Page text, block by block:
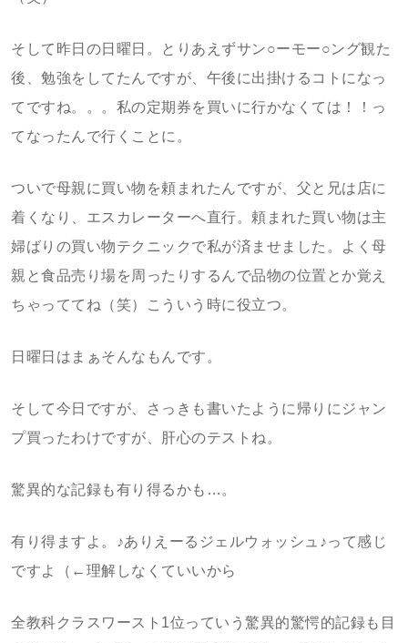
そして昨日の日曜日。とりあえずサン○ーモー○ング観た
後、勉強をしてたんですが、午後に出掛けるコトになっ
てですね。。。私の定期券を買いに行かなくては！！っ
てなったんで行くことに。
ついで母親に買い物を頼まれたんですが、父と兄は店に
着くなり、エスカレーターへ直行。頼まれた買い物は主
婦ばりの買い物テクニックで私が済ませました。よく母
親と食品売り場を周ったりするんで品物の位置とか覚え
ちゃっててね（笑）こういう時に役立つ。
日曜日はまぁそんなもんです。
そして今日ですが、さっきも書いたように帰りにジャン
プ買ったわけですが、肝心のテストね。
驚異的な記録も有り得るかも…。
有り得ますよ。♪ありえーるジェルウォッシュ♪って感じ
ですよ（←理解しなくていいから
全教科クラスワースト1位っていう驚異的驚愕的記録も目